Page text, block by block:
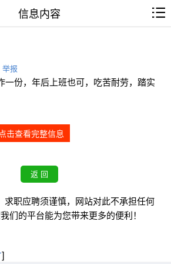
信息内容
举报
一份，年后上班也可，吃苦耐劳，踏实
击查看完整信息
求职应聘须谨慎，网站对此不承担任何
们的平台能为您带来更多的便利！
]